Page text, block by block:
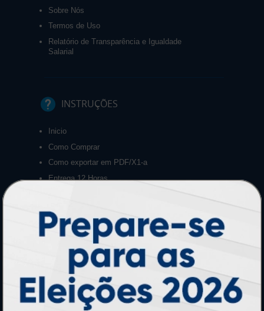
Sobre Nós
Termos de Uso
Relatório de Transparência e Igualdade
Salarial
INSTRUÇÕES
Inicio
Como Comprar
Como exportar em PDF/X1-a
Entrega 12 Horas
Montagem e Fechamento de Arquivo
Perguntas Frequentes
HORÁRIOS
Horário: